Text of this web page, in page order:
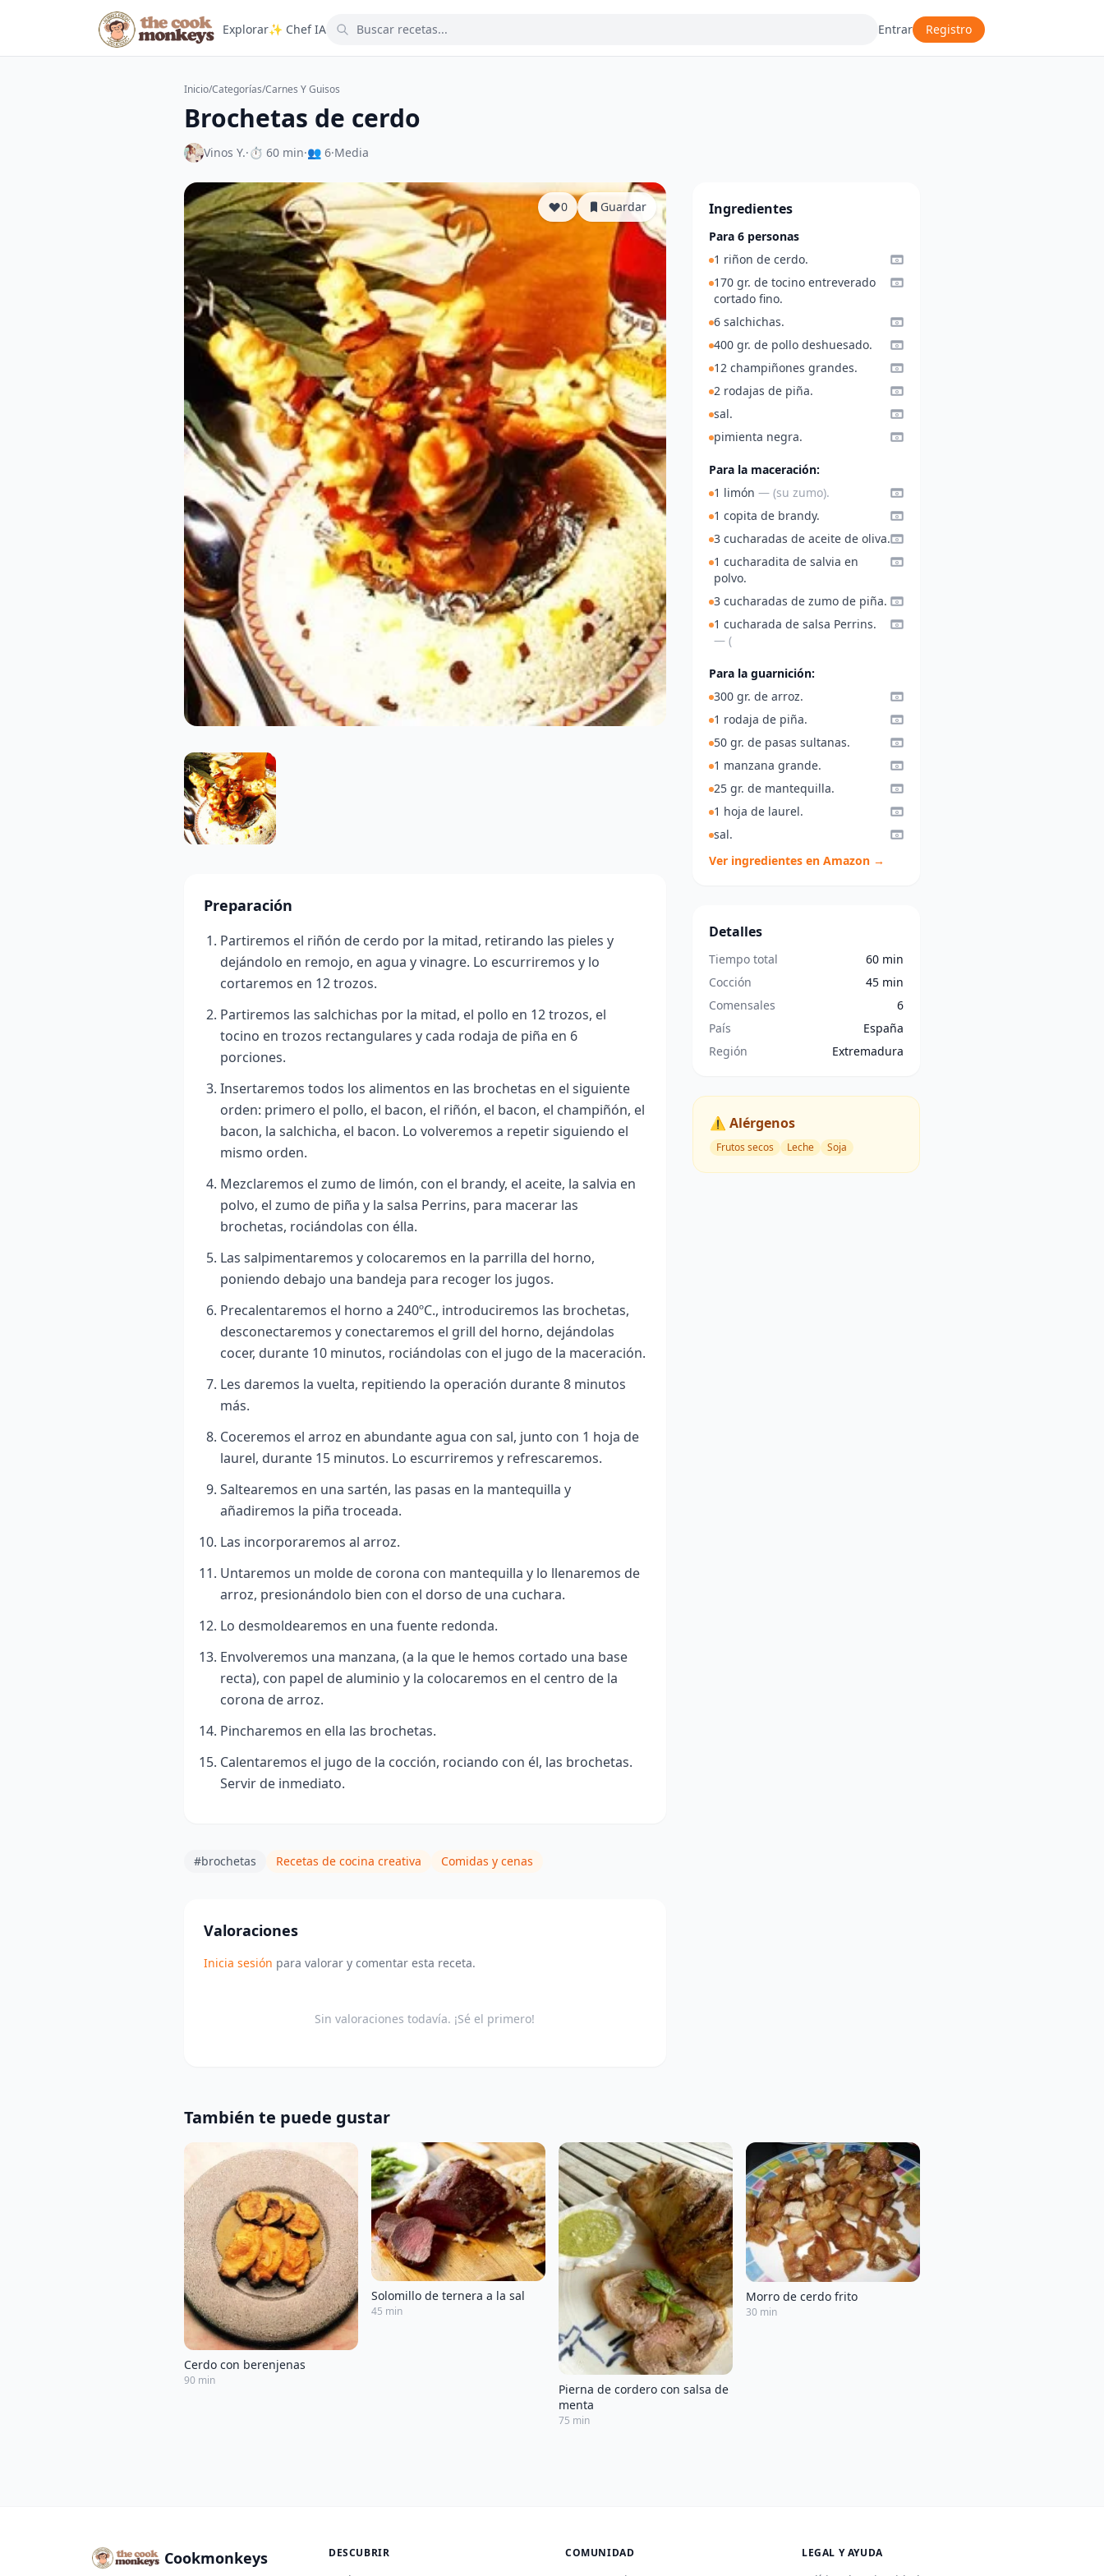
Explorar✨ Chef IA Entrar Registro
Inicio/Categorías/Carnes Y Guisos
Brochetas de cerdo
Vinos Y.·⏱ 60 min·👥 6·Media
0 Guardar
Preparación
Partiremos el riñón de cerdo por la mitad, retirando las pieles y
dejándolo en remojo, en agua y vinagre. Lo escurriremos y lo
cortaremos en 12 trozos.
Partiremos las salchichas por la mitad, el pollo en 12 trozos, el
tocino en trozos rectangulares y cada rodaja de piña en 6
porciones.
Insertaremos todos los alimentos en las brochetas en el siguiente
orden: primero el pollo, el bacon, el riñón, el bacon, el champiñón, el
bacon, la salchicha, el bacon. Lo volveremos a repetir siguiendo el
mismo orden.
Mezclaremos el zumo de limón, con el brandy, el aceite, la salvia en
polvo, el zumo de piña y la salsa Perrins, para macerar las
brochetas, rociándolas con élla.
Las salpimentaremos y colocaremos en la parrilla del horno,
poniendo debajo una bandeja para recoger los jugos.
Precalentaremos el horno a 240ºC., introduciremos las brochetas,
desconectaremos y conectaremos el grill del horno, dejándolas
cocer, durante 10 minutos, rociándolas con el jugo de la maceración.
Les daremos la vuelta, repitiendo la operación durante 8 minutos
más.
Coceremos el arroz en abundante agua con sal, junto con 1 hoja de
laurel, durante 15 minutos. Lo escurriremos y refrescaremos.
Saltearemos en una sartén, las pasas en la mantequilla y
añadiremos la piña troceada.
Las incorporaremos al arroz.
Untaremos un molde de corona con mantequilla y lo llenaremos de
arroz, presionándolo bien con el dorso de una cuchara.
Lo desmoldearemos en una fuente redonda.
Envolveremos una manzana, (a la que le hemos cortado una base
recta), con papel de aluminio y la colocaremos en el centro de la
corona de arroz.
Pincharemos en ella las brochetas.
Calentaremos el jugo de la cocción, rociando con él, las brochetas.
Servir de inmediato.
#brochetas Recetas de cocina creativa Comidas y cenas
Valoraciones
Inicia sesión para valorar y comentar esta receta.
Sin valoraciones todavía. ¡Sé el primero!
Ingredientes
Para 6 personas
1 riñon de cerdo.
170 gr. de tocino entreverado
cortado fino.
6 salchichas.
400 gr. de pollo deshuesado.
12 champiñones grandes.
2 rodajas de piña.
sal.
pimienta negra.
Para la maceración:
1 limón — (su zumo).
1 copita de brandy.
3 cucharadas de aceite de oliva.
1 cucharadita de salvia en
polvo.
3 cucharadas de zumo de piña.
1 cucharada de salsa Perrins.
— (
Para la guarnición:
300 gr. de arroz.
1 rodaja de piña.
50 gr. de pasas sultanas.
1 manzana grande.
25 gr. de mantequilla.
1 hoja de laurel.
sal.
Ver ingredientes en Amazon →
Detalles
Tiempo total
60 min
Cocción
45 min
Comensales
6
País
España
Región
Extremadura
⚠️ Alérgenos
Frutos secos Leche Soja
También te puede gustar
Cerdo con berenjenas
90 min
Solomillo de ternera a la sal
45 min
Pierna de cordero con salsa de
menta
75 min
Morro de cerdo frito
30 min
Cookmonkeys DESCUBRIR COMUNIDAD LEGAL Y AYUDA